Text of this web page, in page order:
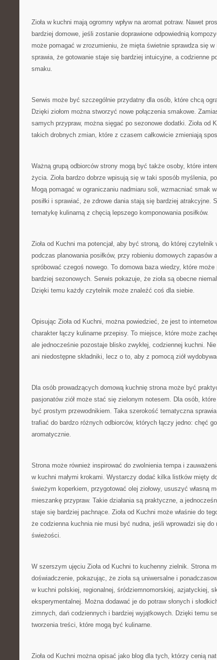
Zioła w kuchni mają ogromny wpływ na aromat potraw. Nawet
bardziej domowe, jeśli zostanie doprawione odpowiednią
może pomagać w zrozumieniu, że mięta świetnie sprawdza się w
sprawia, że gotowanie staje się bardziej intuicyjne, a codzienne
smaku.
Serwis może być szczególnie przydatny dla osób, które chcą
Dzięki ziołom można stworzyć nowe połączenia smakowe.
samych przypraw, można sięgać po sezonowe dodatki. Zioła od
takich drobnych zmian, które z czasem całkowicie zmieniają
Ważną grupą odbiorców strony mogą być także osoby, które
życia. Zioła bardzo dobrze wpisują się w taki sposób myślenia,
Mogą pomagać w ograniczaniu nadmiaru soli, wzmacniać smak
posiłki i sprawiać, że zdrowe dania stają się bardziej atrakcyjne.
tematykę kulinarną z chęcią lepszego komponowania posiłków.
Zioła od Kuchni ma potencjał, aby być stroną, do której czytelnik
podczas planowania posiłków, przy robieniu domowych zapasów
spróbować czegoś nowego. To domowa baza wiedzy, które
bardziej sezonowych. Serwis pokazuje, że zioła są obecne
Dzięki temu każdy czytelnik może znaleźć coś dla siebie.
Opisując Zioła od Kuchni, można powiedzieć, że jest to
charakter łączy kulinarne przepisy. To miejsce, które może
ale jednocześnie pozostaje blisko zwykłej, codziennej kuchni.
ani niedostępne składniki, lecz o to, aby z pomocą ziół
Dla osób prowadzących domową kuchnię strona może być
pasjonatów ziół może stać się zielonym notesem. Dla osób,
być prostym przewodnikiem. Taka szerokość tematyczna
trafiać do bardzo różnych odbiorców, których łączy jedno: chęć
aromatycznie.
Strona może również inspirować do zwolnienia tempa i
w kuchni małymi krokami. Wystarczy dodać kilka listków mięty
świeżym koperkiem, przygotować olej ziołowy, ususzyć własną
mieszankę przypraw. Takie działania są praktyczne, a
staje się bardziej pachnące. Zioła od Kuchni może właśnie do
że codzienna kuchnia nie musi być nudna, jeśli wprowadzi się do
świeżości.
W szerszym ujęciu Zioła od Kuchni to kuchenny zielnik. Strona
doświadczenie, pokazując, że zioła są uniwersalne i
w kuchni polskiej, regionalnej, śródziemnomorskiej, azjatyckiej,
eksperymentalnej. Można dodawać je do potraw słonych i
zimnych, dań codziennych i bardziej wyjątkowych. Dzięki temu
tworzenia treści, które mogą być kulinarne.
Zioła od Kuchni można opisać jako blog dla tych, którzy cenią